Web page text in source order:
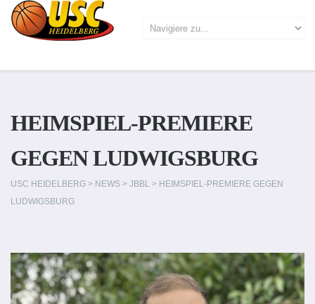
HEIMSPIEL-PREMIERE
GEGEN LUDWIGSBURG
USC HEIDELBERG > NEWS > JBBL > HEIMSPIEL-PREMIERE GEGEN
LUDWIGSBURG